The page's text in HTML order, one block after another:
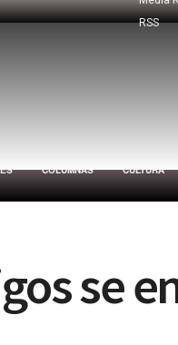
RSS
COLUMNAS CULTURA
se